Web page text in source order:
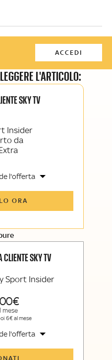
ACCEDI
L'ARTICOLO:
SKY TV
Insider
da
l'offerta
di Sky Sport
ORA
CLIENTE SKY TV
Sport Insider
00
mese
6€ al mese
l'offerta